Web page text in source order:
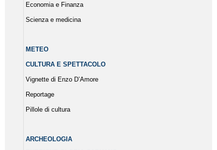
Economia e Finanza
Scienza e medicina
METEO
CULTURA E SPETTACOLO
Vignette di Enzo D’Amore
Reportage
Pillole di cultura
ARCHEOLOGIA